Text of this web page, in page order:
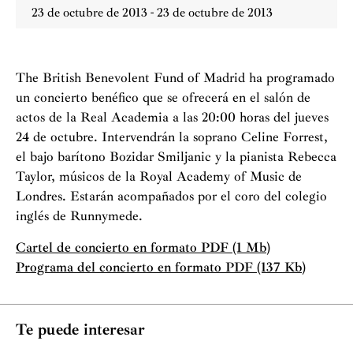
23 de octubre de 2013 - 23 de octubre de 2013
The British Benevolent Fund of Madrid ha programado
un concierto benéfico que se ofrecerá en el salón de
actos de la Real Academia a las 20:00 horas del jueves
24 de octubre. Intervendrán la soprano Celine Forrest,
el bajo barítono Bozidar Smiljanic y la pianista Rebecca
Taylor, músicos de la Royal Academy of Music de
Londres. Estarán acompañados por el coro del colegio
inglés de Runnymede.
Cartel de concierto en formato PDF (1 Mb)
Programa del concierto en formato PDF (137 Kb)
Te puede interesar